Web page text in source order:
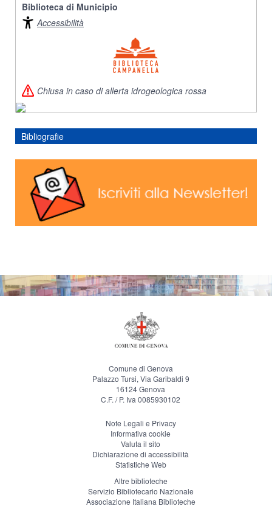
Biblioteca di Municipio
Accessibilità
Chiusa in caso di allerta idrogeologica rossa
Bibliografie
Comune di Genova
Palazzo Tursi, Via Garibaldi 9
16124 Genova
C.F. / P. Iva 0085930102
Note Legali e Privacy
Informativa cookie
Valuta il sito
Dichiarazione di accessibilità
Statistiche Web
Altre biblioteche
Servizio Bibliotecario Nazionale
Associazione Italiana Biblioteche